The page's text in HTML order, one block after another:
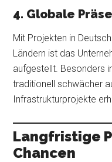
4. Globale
Mit Projekten in
Ländern ist das
aufgestellt. Besonders
traditionell schwächer
Infrastrukturprojekte
Langfristige
Chancen